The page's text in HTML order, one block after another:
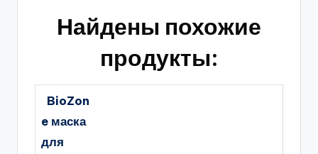
Найдены похожие
продукты:
BioZon
e маска
для